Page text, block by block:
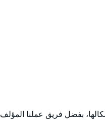
بفضل فريق عملنا المؤلف